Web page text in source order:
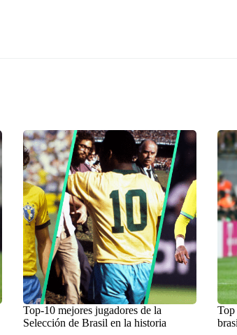
Top-10 mejores jugadores de la
Selección de Brasil en la historia
Top